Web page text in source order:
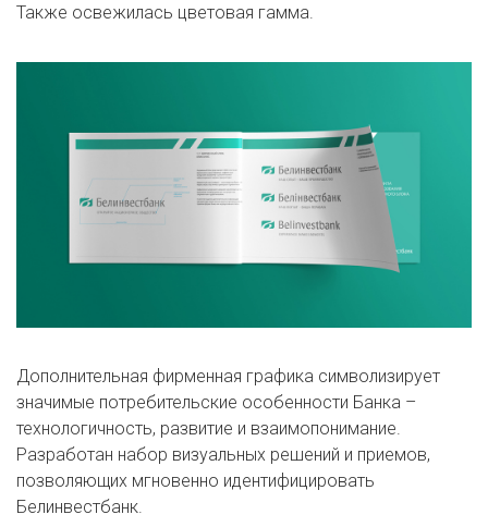
Также освежилась цветовая гамма.
Дополнительная фирменная графика символизирует
значимые потребительские особенности Банка –
технологичность, развитие и взаимопонимание.
Разработан набор визуальных решений и приемов,
позволяющих мгновенно идентифицировать
Белинвестбанк.